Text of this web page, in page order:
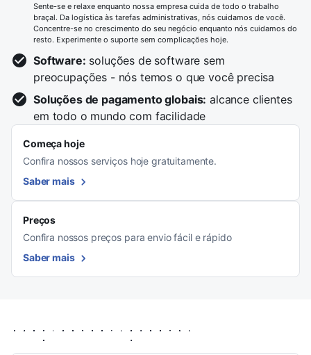
Sente-se e relaxe enquanto nossa empresa cuida de todo o trabalho
braçal. Da logística às tarefas administrativas, nós cuidamos de você.
Concentre-se no crescimento do seu negócio enquanto nós cuidamos do
resto. Experimente o suporte sem complicações hoje.
Software: soluções de software sem
preocupações - nós temos o que você precisa
Soluções de pagamento globais: alcance clientes
em todo o mundo com facilidade
Começa hoje
Confira nossos serviços hoje gratuitamente.
Saber mais
Preços
Confira nossos preços para envio fácil e rápido
Saber mais
Perguntas frequentes